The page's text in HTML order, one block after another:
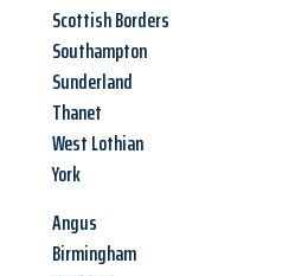
Scottish Borders
Southampton
Sunderland
Thanet
West Lothian
York
Angus
Birmingham